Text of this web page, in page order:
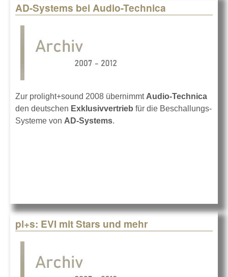
AD-Systems bei Audio-Technica
Zur prolight+sound 2008 übernimmt Audio-Technica
den deutschen Exklusivvertrieb für die Beschallungs-
Systeme von AD-Systems.
pl+s: EVI mit Stars und mehr